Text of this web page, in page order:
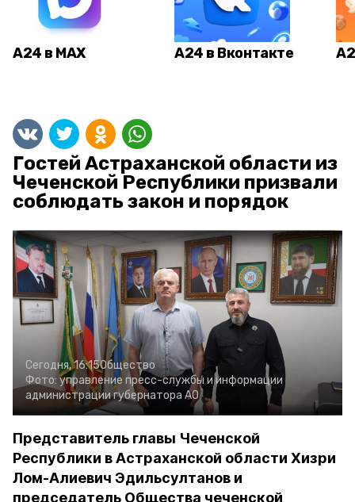
А24 в MAX А24 в Вконтакте
Гостей Астраханской области из
Чеченской Республики призвали
соблюдать закон и порядок
Сегодня, 16:15Общество
Фото: управление пресс-службы и информации
администрации губернатора АО
Представитель главы Чеченской
Республики в Астраханской области Хизри
Лом-Алиевич Эдильсултанов и
председатель Общества чеченской